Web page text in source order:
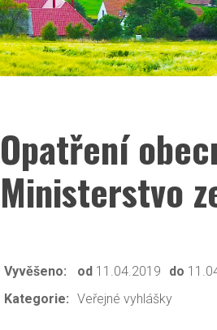
Opatření
Ministerstvo
Vyvěšeno: od 11.04.2019 do
Kategorie: Veřejné vyhlášky